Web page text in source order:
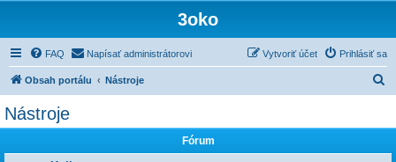
3oko
FAQ Napísať administrátorovi Prihlásiť sa
Vytvoriť účet
Obsah portálu Nástroje
Nástroje
Fórum